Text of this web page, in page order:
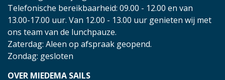
Telefonische bereikbaarheid: 09.00 - 12.00 en van
13.00-17.00 uur. Van 12.00 - 13.00 uur genieten wij met
ons team van de lunchpauze.
Zaterdag: Aleen op afspraak geopend.
Zondag: gesloten
OVER MIEDEMA SAILS